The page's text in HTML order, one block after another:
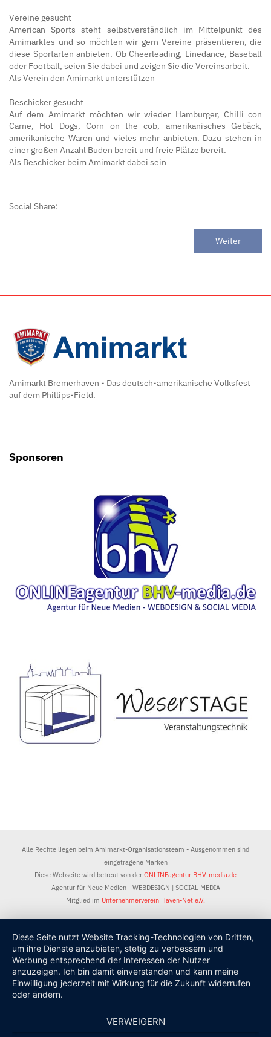
Vereine gesucht
American Sports steht selbstverständlich im Mittelpunkt des
Amimarktes und so möchten wir gern Vereine präsentieren, die
diese Sportarten anbieten. Ob Cheerleading, Linedance, Baseball
oder Football, seien Sie dabei und zeigen Sie die Vereinsarbeit.
Als Verein den Amimarkt unterstützen
Beschicker gesucht
Auf dem Amimarkt möchten wir wieder Hamburger, Chilli con
Carne, Hot Dogs, Corn on the cob, amerikanisches Gebäck,
amerikanische Waren und vieles mehr anbieten. Dazu stehen in
einer großen Anzahl Buden bereit und freie Plätze bereit.
Als Beschicker beim Amimarkt dabei sein
Social Share:
Weiter
Amimarkt Bremerhaven - Das deutsch-amerikanische Volksfest
auf dem Phillips-Field.
Sponsoren
Alle Rechte liegen beim Amimarkt-Organisationsteam - Ausgenommen sind
eingetragene Marken
Diese Webseite wird betreut von der ONLINEagentur BHV-media.de
Agentur für Neue Medien - WEBDESIGN | SOCIAL MEDIA
Mitglied im Unternehmerverein Haven-Net e.V.
Diese Seite nutzt Website Tracking-Technologien von Dritten,
um ihre Dienste anzubieten, stetig zu verbessern und
Werbung entsprechend der Interessen der Nutzer
anzuzeigen. Ich bin damit einverstanden und kann meine
Einwilligung jederzeit mit Wirkung für die Zukunft widerrufen
oder ändern.
VERWEIGERN